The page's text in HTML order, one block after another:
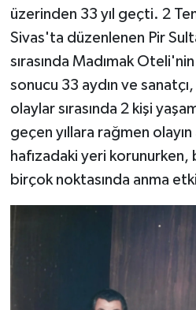
üzerinden 33 yıl geçti. 2
Sivas'ta düzenlenen Pir
sırasında Madımak
sonucu 33 aydın ve sanatçı,
olaylar sırasında 2 kişi
geçen yıllara rağmen olayın
hafızadaki yeri korunurken,
birçok noktasında anma